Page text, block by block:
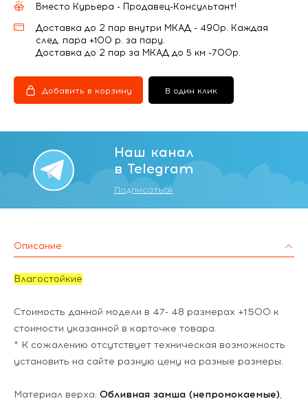
Вместо Курьера - Продавец-Консультант!
Доставка до 2 пар внутри МКАД - 490р. Каждая
след. пара +100 р. за пару.
Доставка до 2 пар за МКАД до 5 км -700р.
Добавить в корзину В один клик
Наш канал
в Telegram
Подписаться
Описание
Влагостойкие
Стоимость данной модели в 47- 48 размерах +1500 к
стоимости указанной в карточке товара.
* К сожалению отсутствует техническая возможность
установить на сайте разную цену на разные размеры.
Материал верха: Обливная замша (непромокаемые),